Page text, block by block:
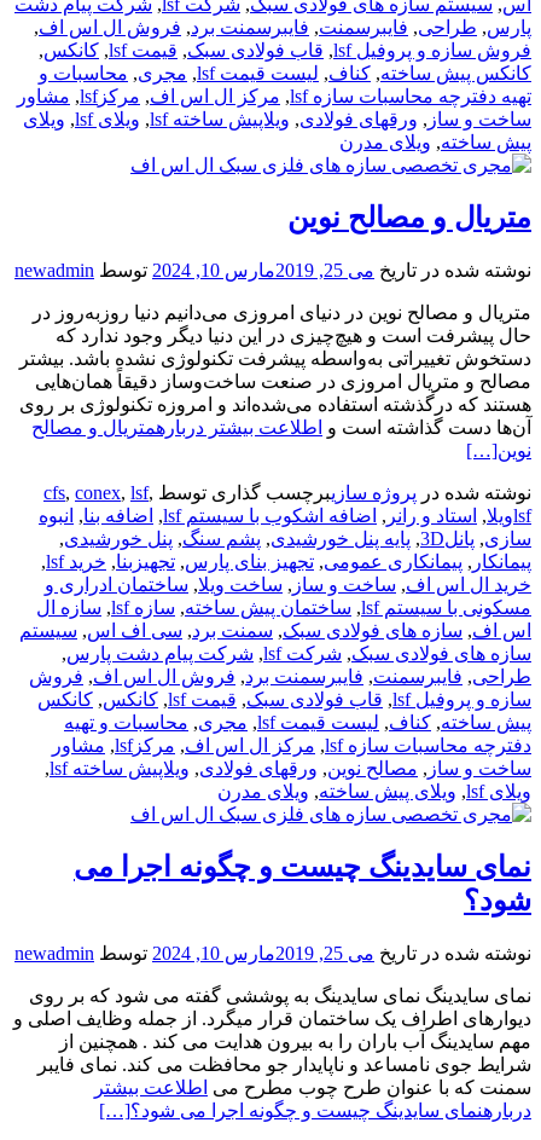
اس, سیستم سازه های فولادی سبک, شرکت lsf , شرکت پیام دشت
پارس, طراحی, فایبرسمنت, فایبرسمنت برد, فروش ال اس اف,
فروش سازه و پروفیل lsf
, قاب فولادی سبک, قیمت lsf , کانکس,
کانکس پیش ساخته, کناف, لیست قیمت lsf , مجری, محاسبات و
تهیه دفترچه محاسبات سازه lsf
, مرکز ال اس اف, مرکزlsf , مشاور
ساخت و ساز , ورقهای فولادی, ویلاپیش ساخته lsf , ویلای lsf , ویلای
پیش ساخته, ویلای مدرن
متریال و مصالح نوین
نوشته شده در تاریخ می 25, 2019 مارس 10, 2024 توسط newadmin
متریال و مصالح نوین در دنیای امروزی می‌دانیم دنیا روزبه‌روز در
حال پیشرفت است و هیچ‌چیزی در این دنیا دیگر وجود ندارد که
دستخوش تغییراتی به‌واسطه پیشرفت تکنولوژی نشده باشد. بیشتر
مصالح و متریال امروزی در صنعت ساخت‌وساز دقیقاً همان‌هایی
هستند که درگذشته استفاده می‌شده‌اند و امروزه تکنولوژی بر روی
آن‌ها دست گذاشته است و اطلاعت بیشتر دربارهمتریال و مصالح
نوین[…]
نوشته شده در پروژه سازیبرچسب گذاری توسط cfs, conex, lsf,
lsfویلا
, استاد و رانر , اضافه اشکوب با سیستم lsf , اضافه بنا, انبوه
سازی, پانل3D , پایه پنل خورشیدی, پشم سنگ, پنل خورشیدی,
پیمانکار , پیمانکاری عمومی, تجهیز بنای پارس, تجهیزبنا, خرید lsf
,
خرید ال اس اف, ساخت و ساز , ساخت ویلا, ساختمان ادراری و
مسکونی با سیستم lsf
, ساختمان پیش ساخته, سازه lsf , سازه ال
اس اف, سازه های فولادی سبک, سمنت برد, سی اف اس, سیستم
سازه های فولادی سبک, شرکت lsf , شرکت پیام دشت پارس,
طراحی, فایبرسمنت, فایبرسمنت برد, فروش ال اس اف, فروش
سازه و پروفیل lsf
, قاب فولادی سبک, قیمت lsf , کانکس, کانکس
پیش ساخته, کناف, لیست قیمت lsf , مجری, محاسبات و تهیه
دفترچه محاسبات سازه lsf
, مرکز ال اس اف, مرکزlsf , مشاور
ساخت و ساز , مصالح نوین, ورقهای فولادی, ویلاپیش ساخته lsf
,
ویلای lsf
, ویلای پیش ساخته, ویلای مدرن
نمای سایدینگ چیست و چگونه اجرا می
شود؟
نوشته شده در تاریخ می 25, 2019 مارس 10, 2024 توسط newadmin
نمای سایدینگ نمای سایدینگ به پوششی گفته می شود که بر روی
دیوارهای اطراف یک ساختمان قرار میگرد. از جمله وظایف اصلی و
مهم سایدینگ آب باران را به بیرون هدایت می کند . همچنین از
شرایط جوی نامساعد و ناپایدار جو محافظت می کند. نمای فایبر
سمنت که با عنوان طرح چوب مطرح می اطلاعت بیشتر
دربارهنمای سایدینگ چیست و چگونه اجرا می شود؟[…]